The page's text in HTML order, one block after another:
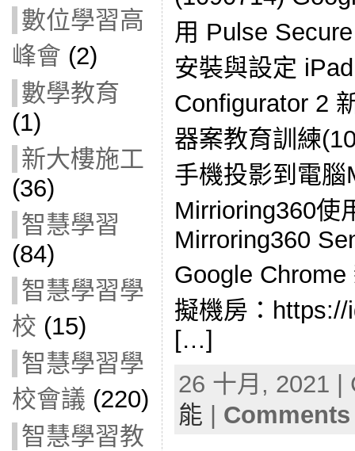
數位學習高
峰會 (2)
數學教育
(1)
新大樓施工
(36)
智慧學習
(84)
智慧學習學
校 (15)
智慧學習學
校會議 (220)
智慧學習教
用 Pulse
安裝與設定
Configurator 2
器案教育訓練
手機投影到電腦
Mirrioring360使
Mirroring360
Google
擬機房：
[…]
26 十月, 2021
能